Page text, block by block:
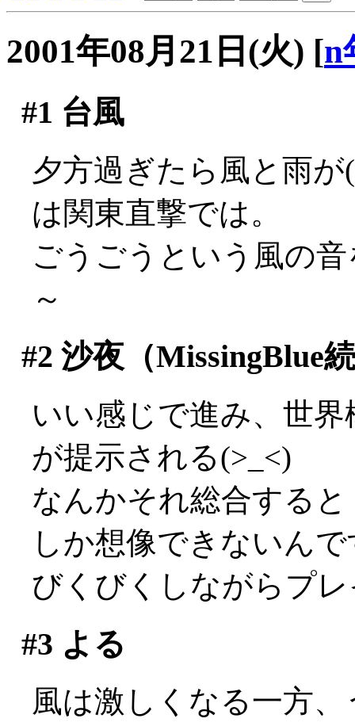
2001年08月21日(火) [n
#1 台風
夕方過ぎたら風と雨
は関東直撃では。
ごうごうという風の
～
#2 沙夜（MissingBlue
いい感じで進み、世
が提示される(>_<)
なんかそれ総合すると
しか想像できないん
びくびくしながらプ
#3 よる
風は激しくなる一方、